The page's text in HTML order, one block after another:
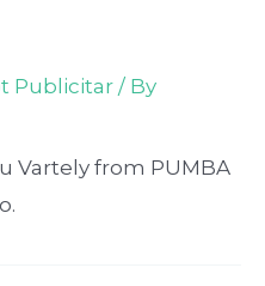
Publicitar/ By
Vartely from PUMBA